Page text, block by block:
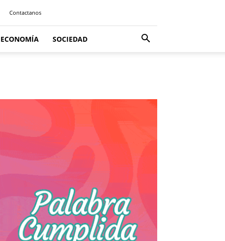
Contactanos
ECONOMÍA SOCIEDAD